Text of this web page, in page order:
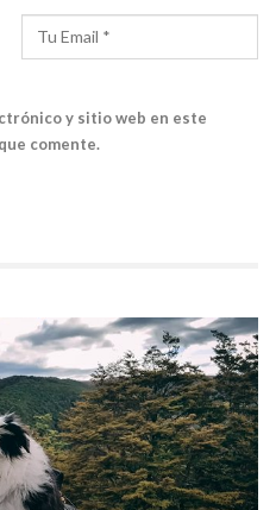
y sitio web en este
comente.